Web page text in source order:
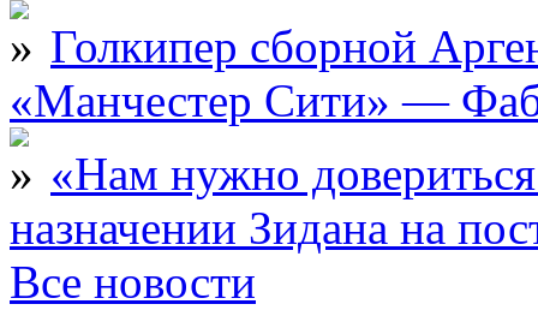
Голкипер сборной
«Манчестер Сити» —
«Нам нужно
назначении Зидана на
Все новости